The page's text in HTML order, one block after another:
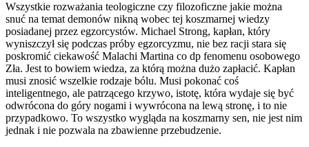
Wszystkie rozważania teologiczne czy filozoficzne jakie można
snuć na temat demonów nikną wobec tej koszmarnej wiedzy
posiadanej przez egzorcystów. Michael Strong, kapłan, który
wyniszczył się podczas próby egzorcyzmu, nie bez racji stara się
poskromić ciekawość Malachi Martina co dp fenomenu osobowego
Zła. Jest to bowiem wiedza, za którą można dużo zapłacić. Kapłan
musi znosić wszelkie rodzaje bólu. Musi pokonać coś
inteligentnego, ale patrzącego krzywo, istotę, która wydaje się być
odwrócona do góry nogami i wywrócona na lewą stronę, i to nie
przypadkowo. To wszystko wygląda na koszmarny sen, nie jest nim
jednak i nie pozwala na zbawienne przebudzenie.